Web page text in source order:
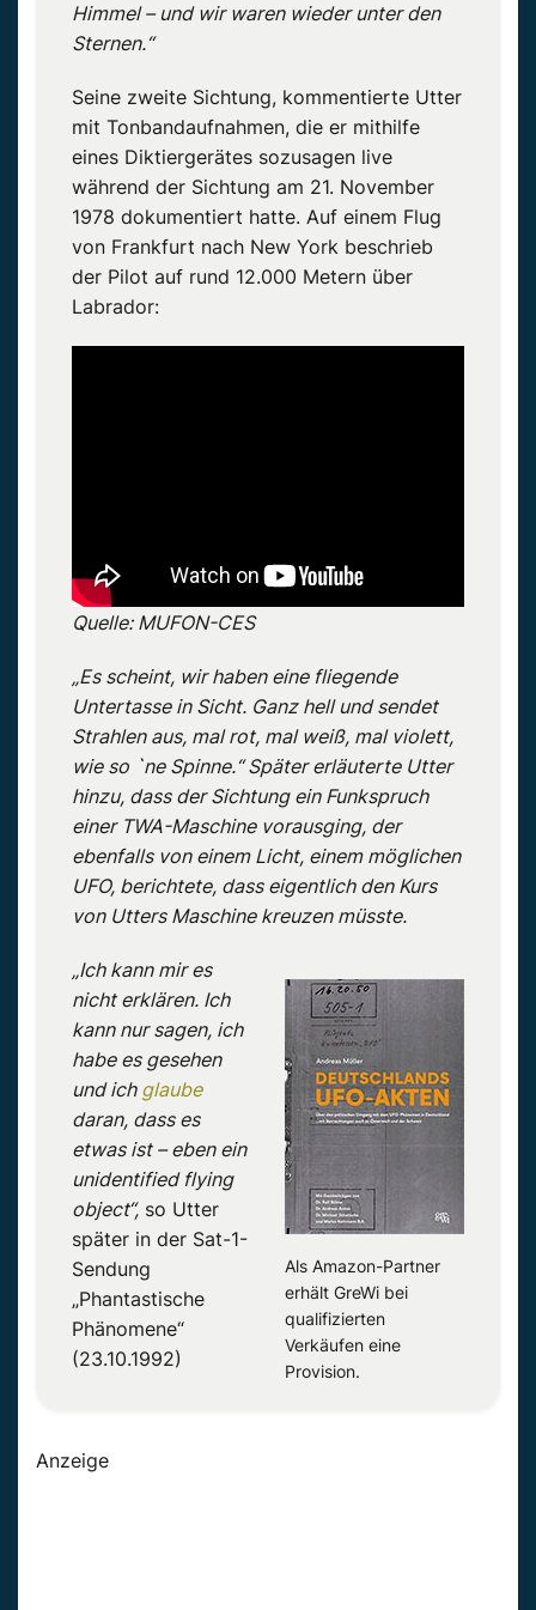
Himmel – und wir waren wieder unter den
Sternen.“
Seine zweite Sichtung, kommentierte Utter
mit Tonbandaufnahmen, die er mithilfe
eines Diktiergerätes sozusagen live
während der Sichtung am 21. November
1978 dokumentiert hatte. Auf einem Flug
von Frankfurt nach New York beschrieb
der Pilot auf rund 12.000 Metern über
Labrador:
Quelle: MUFON-CES
„Es scheint, wir haben eine fliegende
Untertasse in Sicht. Ganz hell und sendet
Strahlen aus, mal rot, mal weiß, mal violett,
wie so `ne Spinne.“ Später erläuterte Utter
hinzu, dass der Sichtung ein Funkspruch
einer TWA-Maschine vorausging, der
ebenfalls von einem Licht, einem möglichen
UFO, berichtete, dass eigentlich den Kurs
von Utters Maschine kreuzen müsste.
Als Amazon-Partner
erhält GreWi bei
qualifizierten
Verkäufen eine
Provision.
„Ich kann mir es
nicht erklären. Ich
kann nur sagen, ich
habe es gesehen
und ich glaube
daran, dass es
etwas ist – eben ein
unidentified flying
object“, so Utter
später in der Sat-1-
Sendung
„Phantastische
Phänomene“
(23.10.1992)
Anzeige